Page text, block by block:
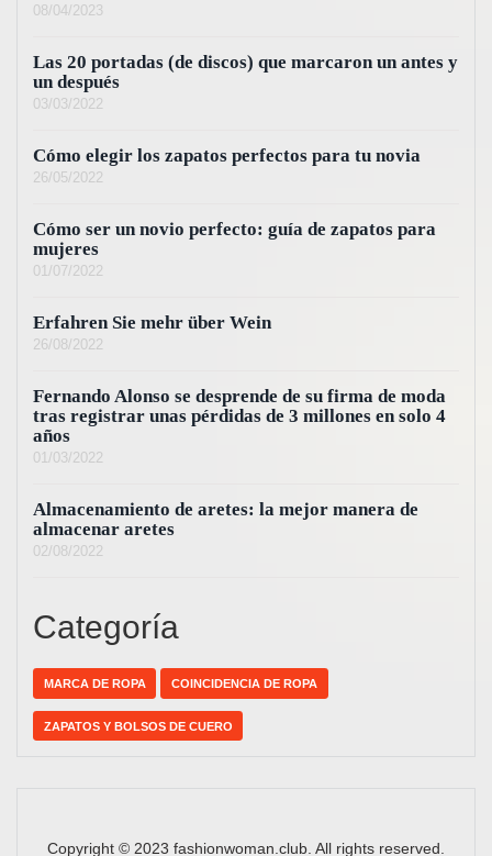
08/04/2023
Las 20 portadas (de discos) que marcaron un antes y
un después
03/03/2022
Cómo elegir los zapatos perfectos para tu novia
26/05/2022
Cómo ser un novio perfecto: guía de zapatos para
mujeres
01/07/2022
Erfahren Sie mehr über Wein
26/08/2022
Fernando Alonso se desprende de su firma de moda
tras registrar unas pérdidas de 3 millones en solo 4
años
01/03/2022
Almacenamiento de aretes: la mejor manera de
almacenar aretes
02/08/2022
Categoría
MARCA DE ROPA COINCIDENCIA DE ROPA
ZAPATOS Y BOLSOS DE CUERO
Copyright © 2023 fashionwoman.club. All rights reserved.